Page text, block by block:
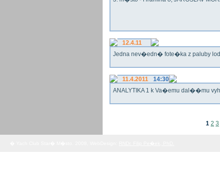
12.4.11
Jedna nev�edn� fote�ka z paluby
11.4.2011
14:30
ANALYTIKA 1 k Va�emu dal��mu
1 2 3